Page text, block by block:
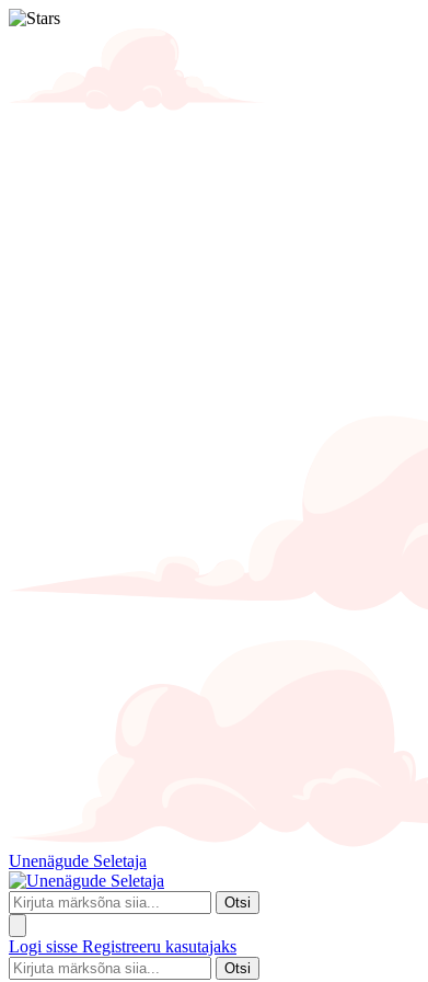
Unenägude Seletaja
Otsi
Logi sisse Registreeru kasutajaks
Otsi